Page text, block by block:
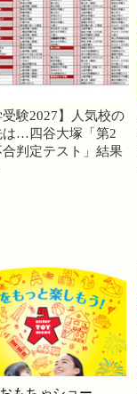
受験2027】人気校の
は…四谷大塚「第2
合判定テスト」結果